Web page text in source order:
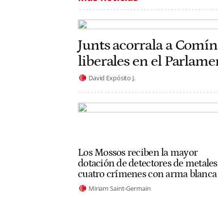
Junts acorrala a
liberales en el
David Expósito J.
Los Mossos reciben la mayor
dotación de detectores de
cuatro crímenes con arma blanca
Miriam Saint-Germain